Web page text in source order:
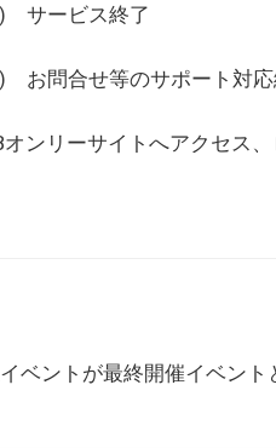
) サービス終了
) お問合せ等のサポート対応
オンリーサイトへアクセス
ベントが最終開催イベント